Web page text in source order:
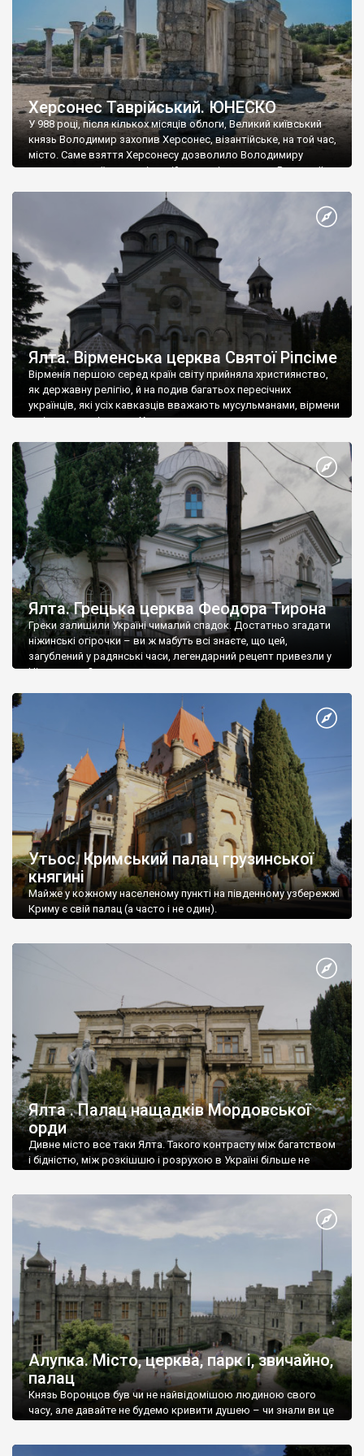
Херсонес Таврійський. ЮНЕСКО
У 988 році, після кількох місяців облоги, Великий київський
князь Володимир захопив Херсонес, візантійське, на той час,
місто. Саме взяття Херсонесу дозволило Володимиру
диктувати свої умови візантійському імператору Василю ІІ, та
Херсонесі Володимир-язичник, став Василем-християнином.
А потім було Хрещення Русі. На честь Херсонесу Таврійського
Ялта. Вірменська церква Святої Ріпсіме
Вірменія першою серед країн світу прийняла християнство,
як державну релігію, й на подив багатьох пересічних
українців, які усіх кавказців вважають мусульманами, вірмени
є відданими вірянами Христа
Ялта. Грецька церква Феодора Тирона
Греки залишили Україні чималий спадок. Достатньо згадати
ніжинські огірочки – ви ж мабуть всі знаєте, що цей,
загублений у радянські часи, легендарний рецепт привезли у
Ніжин греки?
Утьос. Кримський палац грузинської
княгині
Майже у кожному населеному пункті на південному узбережжі
Криму є свій палац (а часто і не один).
Ялта . Палац нащадків Мордовської
орди
Дивне місто все таки Ялта. Такого контрасту між багатством
і бідністю, між розкішшю і розрухою в Україні більше не
Алупка. Місто, церква, парк і, звичайно,
палац
Князь Воронцов був чи не найвідомішою людиною свого
часу, але давайте не будемо кривити душею – чи знали ви це